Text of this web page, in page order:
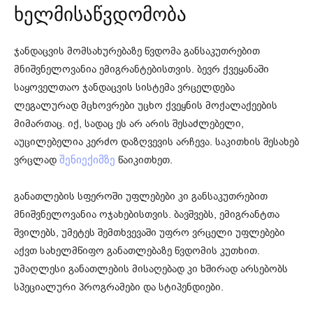
ხელმისაწვდომობა
ჯანდაცვის მომსახურებაზე წვდომა განსაკუთრებით
მნიშვნელოვანია ემიგრანტებისთვის. ბევრ ქვეყანაში
საყოველთაო ჯანდაცვის სისტემა ვრცელდება
ლეგალურად მცხოვრები უცხო ქვეყნის მოქალაქეების
მიმართაც. იქ, სადაც ეს არ არის შესაძლებელი,
აუცილებელია კერძო დაზღვევის არჩევა. საკითხის შესახებ
ვრცლად შენიექიმზე წაიკითხეთ.
განათლების სფეროში უფლებები კი განსაკუთრებით
მნიშვნელოვანია ოჯახებისთვის. ბავშვებს, ემიგრანტთა
შვილებს, უმეტეს შემთხვევაში უფრო ვრცელი უფლებები
აქვთ სახელმწიფო განათლებაზე წვდომის კუთხით.
უმაღლესი განათლების მისაღებად კი ხშირად არსებობს
სპეციალური პროგრამები და სტიპენდიები.